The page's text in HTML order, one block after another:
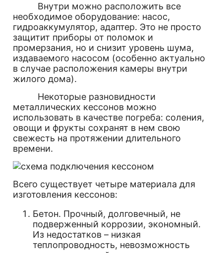
Внутри можно расположить все
необходимое оборудование: насос,
гидроаккумулятор, адаптер. Это не просто
защитит приборы от поломок и
промерзания, но и снизит уровень шума,
издаваемого насосом (особенно актуально
в случае расположения камеры внутри
жилого дома).
Некоторые разновидности
металлических кессонов можно
использовать в качестве погреба: соления,
овощи и фрукты сохранят в нем свою
свежесть на протяжении длительного
времени.
Всего существует четыре материала для
изготовления кессонов:
Бетон. Прочный, долговечный, не
подверженный коррозии, экономный.
Из недостатков – низкая
теплопроводность, невозможность